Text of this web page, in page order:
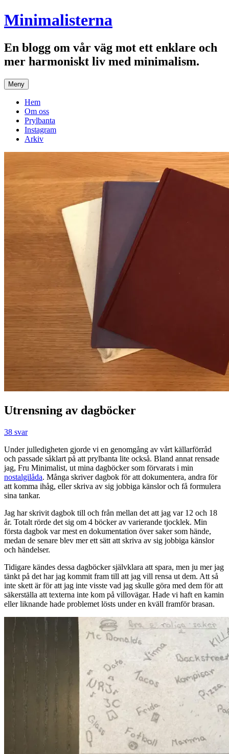
Hoppa
till
Minimalisterna
En blogg om vår väg mot ett enklare och
mer harmoniskt liv med minimalism.
Meny
Hem
Om oss
Prylbanta
Instagram
Arkiv
Utrensning av dagböcker
38 svar
Under julledigheten gjorde vi en genomgång av vårt källarförråd
och passade såklart på att prylbanta lite också. Bland annat rensade
jag, Fru Minimalist, ut mina dagböcker som förvarats i min
nostalgilåda. Många skriver dagbok för att dokumentera, andra för
att komma ihåg, eller skriva av sig jobbiga känslor och få formulera
sina tankar.
Jag har skrivit dagbok till och från mellan det att jag var 12 och 18
år. Totalt rörde det sig om 4 böcker av varierande tjocklek. Min
första dagbok var mest en dokumentation över saker som hände,
medan de senare blev mer ett sätt att skriva av sig jobbiga känslor
och händelser.
Tidigare kändes dessa dagböcker självklara att spara, men ju mer jag
tänkt på det har jag kommit fram till att jag vill rensa ut dem. Att så
inte skett är för att jag inte visste vad jag skulle göra med dem för att
säkerställa att texterna inte kom på villovägar. Hade vi haft en kamin
eller liknande hade problemet lösts under en kväll framför brasan.